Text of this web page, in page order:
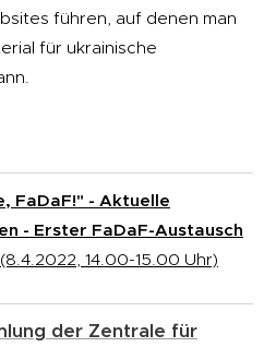
führen, auf denen man
für ukrainische
FaDaF!" - Aktuelle
- Erster FaDaF-Austausch
(8.4.2022, 14.00-15.00 Uhr)
der Zentrale für